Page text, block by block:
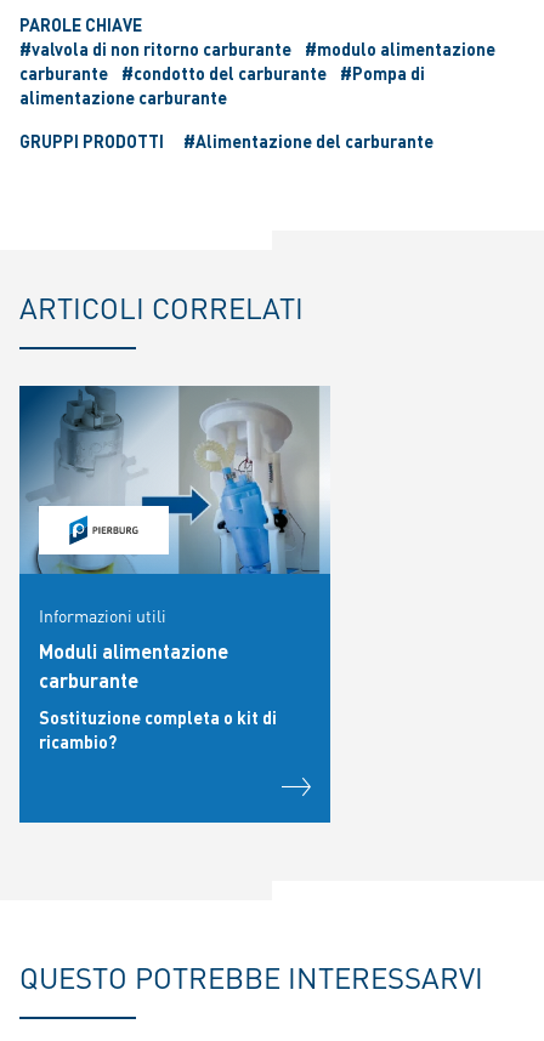
PAROLE CHIAVE
#valvola di non ritorno carburante
#modulo alimentazione
carburante
#condotto del carburante
#Pompa di
alimentazione carburante
GRUPPI PRODOTTI
#Alimentazione del carburante
ARTICOLI CORRELATI
Informazioni utili
Moduli alimentazione
carburante
Sostituzione completa o kit di
ricambio?
QUESTO POTREBBE INTERESSARVI